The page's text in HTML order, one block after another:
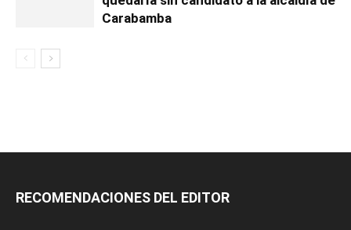
Carabamba
RECOMENDACIONES DEL EDITOR